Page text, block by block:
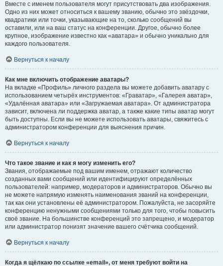
Вместе с именем пользователя могут присутствовать два изображения.
Одно из них может относиться к вашему званию, обычно это звёздочки,
квадратики или точки, указывающие на то, сколько сообщений вы
оставили, или на ваш статус на конференции. Другое, обычно более
крупное, изображение известно как «аватара» и обычно уникально для
каждого пользователя.
Вернуться к началу
Как мне включить отображение аватары?
На вкладке «Профиль» личного раздела вы можете добавить аватару с
использованием четырёх инструментов: «Граватар», «Галерея аватар»,
«Удалённая аватара» или «Загружаемая аватара». От администратора
зависит, включена ли поддержка аватар, а также какие типы аватар могут
быть доступны. Если вы не можете использовать аватары, свяжитесь с
администратором конференции для выяснения причин.
Вернуться к началу
Что такое звание и как я могу изменить его?
Звания, отображаемые под вашим именем, отражают количество
созданных вами сообщений или идентифицируют определённых
пользователей: например, модераторов и администраторов. Обычно вы
не можете напрямую изменять наименования званий на конференции,
так как они установлены её администратором. Пожалуйста, не засоряйте
конференцию ненужными сообщениями только для того, чтобы повысить
своё звание. На большинстве конференций это запрещено, и модератор
или администратор понизят значение вашего счётчика сообщений.
Вернуться к началу
Когда я щёлкаю по ссылке «email», от меня требуют войти на